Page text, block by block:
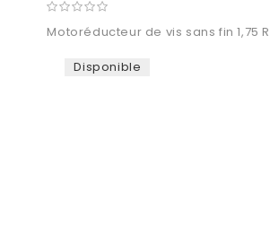
Motoréducteur de vis sans fin 1,75
Disponible